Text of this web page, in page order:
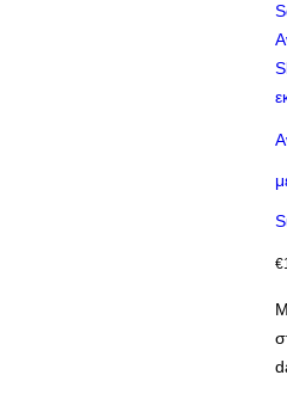
Οι
€